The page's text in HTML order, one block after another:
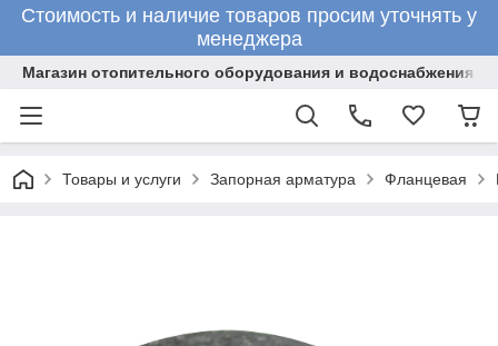
Стоимость и наличие товаров просим уточнять у
менеджера
Магазин отопительного оборудования и водоснабжения
Товары и услуги Запорная арматура Фланцевая